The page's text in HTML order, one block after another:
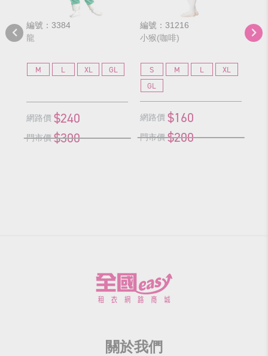
編號：3384
龍
M L XL GL
網路價 $240
門市價 $300
編號：31216
小猴(咖啡)
S M L
XL
GL
網路價 $160
門市價 $200
編
小
關於我們